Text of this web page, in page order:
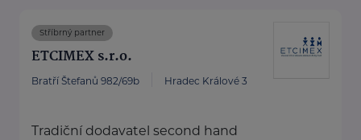
Stříbrný partner
ETCIMEX s.r.o.
Bratří Štefanů 982/69b Hradec Králové 3
Tradiční dodavatel second hand